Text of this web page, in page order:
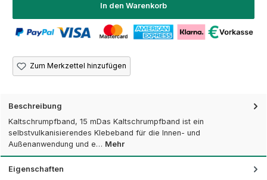
In den Warenkorb
Zum Merkzettel hinzufügen
Beschreibung
Kaltschrumpfband, 15 mDas Kaltschrumpfband ist ein
selbstvulkanisierendes Klebeband für die Innen- und
Außenanwendung und e… Mehr
Eigenschaften